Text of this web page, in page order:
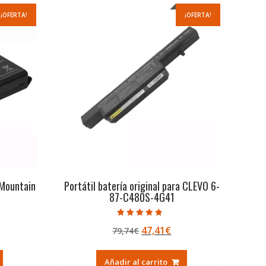
¡OFERTA! ¡OFERTA!
Portátil batería original para CLEVO 6-
87-C480S-4G41
4.50
de 5
79,74€ El
original
47,41€El
actual
Añadir al carrito